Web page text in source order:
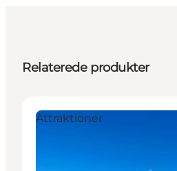
Relaterede produkter
Attraktioner